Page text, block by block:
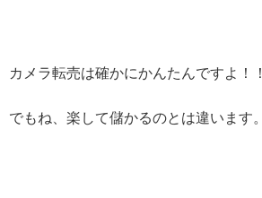
カメラ転売は確かにかんたんですよ！！
でもね、楽して儲かるのとは違います。